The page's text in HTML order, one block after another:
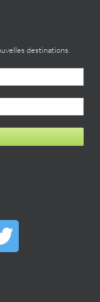
destinations.